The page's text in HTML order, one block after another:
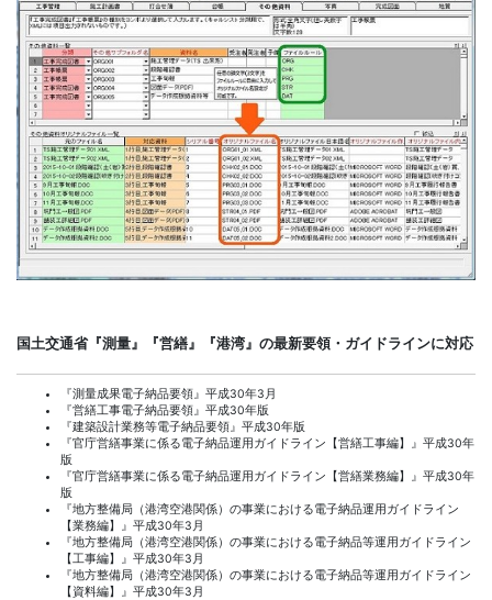
国土交通省『測量』『営繕』『港湾』の最新要領・ガイドラインに対応
『測量成果電子納品要領』平成30年3月
『営繕工事電子納品要領』平成30年版
『建築設計業務等電子納品要領』平成30年版
『官庁営繕事業に係る電子納品運用ガイドライン【営繕工事編】』平成30年
版
『官庁営繕事業に係る電子納品運用ガイドライン【営繕業務編】』平成30年
版
『地方整備局（港湾空港関係）の事業における電子納品運用ガイドライン
【業務編】』平成30年3月
『地方整備局（港湾空港関係）の事業における電子納品等運用ガイドライン
【工事編】』平成30年3月
『地方整備局（港湾空港関係）の事業における電子納品等運用ガイドライン
【資料編】』平成30年3月